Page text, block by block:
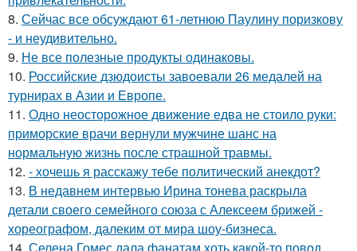
8. Сейчас все обсуждают 61-летнюю Паулину поризкову
- и неудивительно.
9. Не все полезные продукты одинаковы.
10. Российские дзюдоисты завоевали 26 медалей на
турнирах в Азии и Европе.
11. Одно неосторожное движение едва не стоило руки:
приморские врачи вернули мужчине шанс на
нормальную жизнь после страшной травмы.
12. - хочешь я расскажу тебе политический анекдот?
13. В недавнем интервью Ирина тонева раскрыла
детали своего семейного союза с Алексеем брижей -
хореографом, далеким от мира шоу-бизнеса.
14. Селена Гомес дала фанатам хоть какой-то повод